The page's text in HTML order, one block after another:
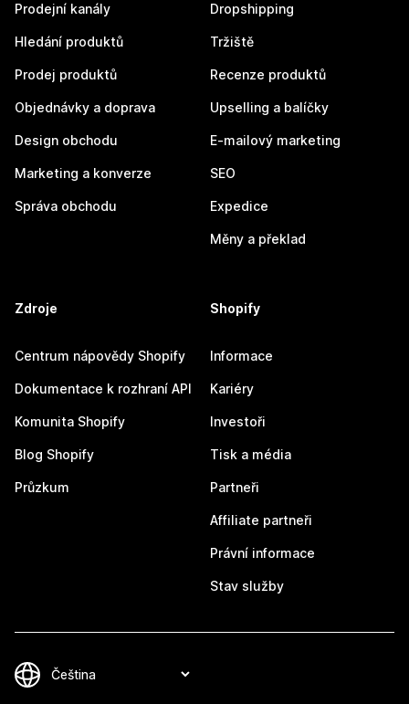
Prodejní kanály
Hledání produktů
Prodej produktů
Objednávky a doprava
Design obchodu
Marketing a konverze
Správa obchodu
Dropshipping
Tržiště
Recenze produktů
Upselling a balíčky
E-mailový marketing
SEO
Expedice
Měny a překlad
Zdroje
Centrum nápovědy Shopify
Dokumentace k rozhraní API
Komunita Shopify
Blog Shopify
Průzkum
Shopify
Informace
Kariéry
Investoři
Tisk a média
Partneři
Affiliate partneři
Právní informace
Stav služby